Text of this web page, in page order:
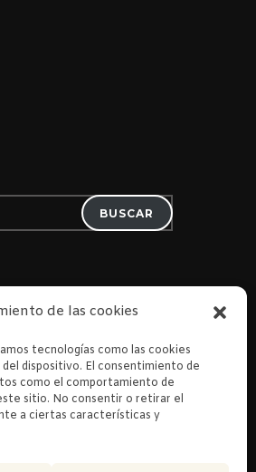
de las cookies
tecnologías como las cookies
dispositivo. El consentimiento de
como el comportamiento de
sitio. No consentir o retirar el
a ciertas características y
BUSCAR